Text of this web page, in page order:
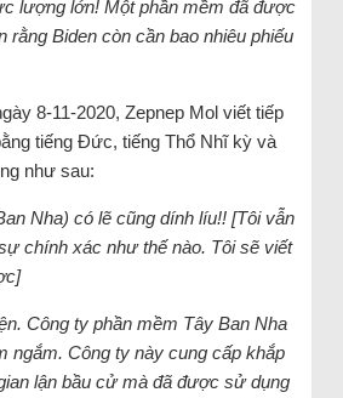
lượng lớn! Một phần mềm đã được
rằng Biden còn cần bao nhiêu phiếu
8-11-2020, Zepnep Mol viết tiếp
tiếng Đức, tiếng Thổ Nhĩ kỳ và
như sau:
Nha) có lẽ cũng dính líu!! [Tôi vẫn
chính xác như thế nào. Tôi sẽ viết
Công ty phần mềm Tây Ban Nha
ngắm. Công ty này cung cấp khắp
lận bầu cử mà đã được sử dụng